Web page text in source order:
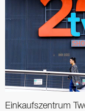
Einkaufszentrum